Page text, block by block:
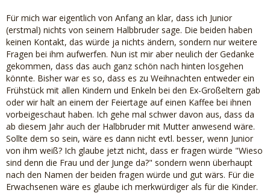
Für mich war eigentlich von Anfang an klar, dass ich Junior
(erstmal) nichts von seinem Halbbruder sage. Die beiden haben
keinen Kontakt, das würde ja nichts ändern, sondern nur weitere
Fragen bei ihm aufwerfen. Nun ist mir aber neulich der Gedanke
gekommen, dass das auch ganz schön nach hinten losgehen
könnte. Bisher war es so, dass es zu Weihnachten entweder ein
Frühstück mit allen Kindern und Enkeln bei den Ex-Großeltern gab
oder wir halt an einem der Feiertage auf einen Kaffee bei ihnen
vorbeigeschaut haben. Ich gehe mal schwer davon aus, dass da
ab diesem Jahr auch der Halbbruder mit Mutter anwesend wäre.
Sollte dem so sein, wäre es dann nicht evtl. besser, wenn Junior
von ihm weiß? Ich glaube jetzt nicht, dass er fragen würde "Wieso
sind denn die Frau und der Junge da?" sondern wenn überhaupt
nach den Namen der beiden fragen würde und gut wärs. Für die
Erwachsenen wäre es glaube ich merkwürdiger als für die Kinder.